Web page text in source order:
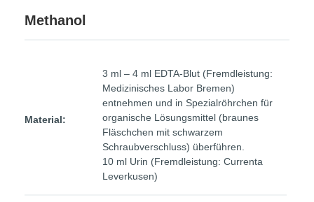
Methanol
Material:
3 ml – 4 ml EDTA-Blut (Fremdleistung:
Medizinisches Labor Bremen)
entnehmen und in Spezialröhrchen für
organische Lösungsmittel (braunes
Fläschchen mit schwarzem
Schraubverschluss) überführen.
10 ml Urin (Fremdleistung: Currenta
Leverkusen)